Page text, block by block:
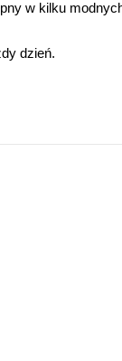
w kilku
dzień.